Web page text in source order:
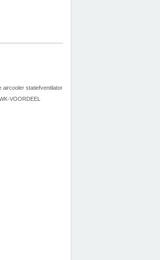
aircooler statiefventilator
VOORDEEL